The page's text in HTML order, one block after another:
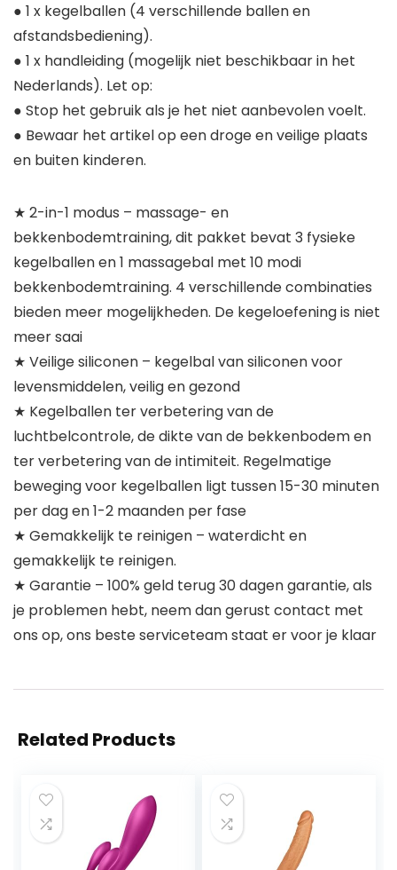
● 1 x kegelballen (4 verschillende ballen en
afstandsbediening).
● 1 x handleiding (mogelijk niet beschikbaar in het
Nederlands). Let op:
● Stop het gebruik als je het niet aanbevolen voelt.
● Bewaar het artikel op een droge en veilige plaats
en buiten kinderen.
★ 2-in-1 modus – massage- en
bekkenbodemtraining, dit pakket bevat 3 fysieke
kegelballen en 1 massagebal met 10 modi
bekkenbodemtraining. 4 verschillende combinaties
bieden meer mogelijkheden. De kegeloefening is niet
meer saai
★ Veilige siliconen – kegelbal van siliconen voor
levensmiddelen, veilig en gezond
★ Kegelballen ter verbetering van de
luchtbelcontrole, de dikte van de bekkenbodem en
ter verbetering van de intimiteit. Regelmatige
beweging voor kegelballen ligt tussen 15-30 minuten
per dag en 1-2 maanden per fase
★ Gemakkelijk te reinigen – waterdicht en
gemakkelijk te reinigen.
★ Garantie – 100% geld terug 30 dagen garantie, als
je problemen hebt, neem dan gerust contact met
ons op, ons beste serviceteam staat er voor je klaar
Related Products